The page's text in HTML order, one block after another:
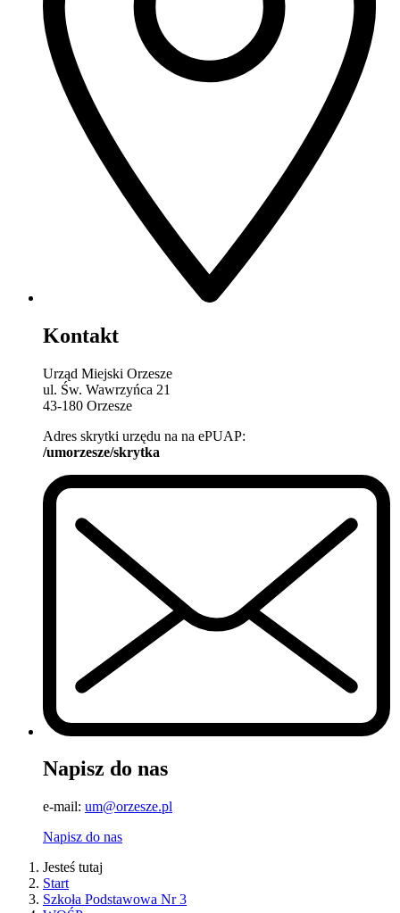
Kontakt
Urząd Miejski Orzesze
ul. Św. Wawrzyńca 21
43-180 Orzesze
Adres skrytki urzędu na na ePUAP:
/umorzesze/skrytka
Napisz do nas
e-mail: um@orzesze.pl
Napisz do nas
Jesteś tutaj
Start
Szkoła Podstawowa Nr 3